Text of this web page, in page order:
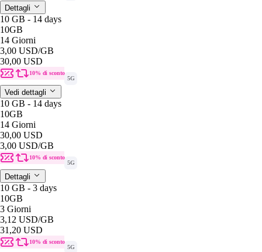
Dettagli
10 GB - 14 days
10GB
14 Giorni
3,00 USD/GB
30,00 USD
10% di sconto
5G
Vedi dettagli
10 GB - 14 days
10GB
14 Giorni
30,00 USD
3,00 USD/GB
10% di sconto
5G
Dettagli
10 GB - 3 days
10GB
3 Giorni
3,12 USD/GB
31,20 USD
10% di sconto
5G